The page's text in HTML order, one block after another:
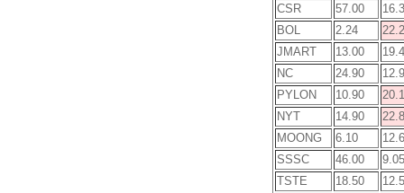
CSR
57.00
BOL
2.24
JMART
13.00
NC
24.90
PYLON
10.90
NYT
14.90
MOONG
6.10
SSSC
46.00
9.05
TSTE
18.50